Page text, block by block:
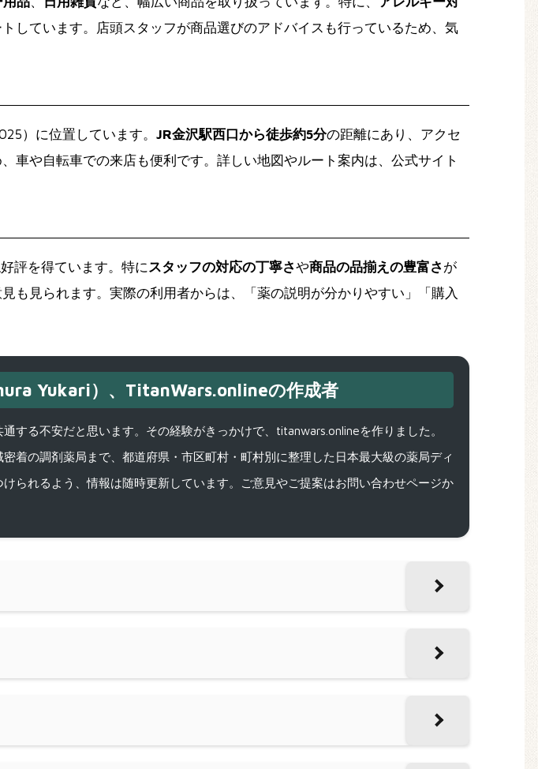
しています。店頭スタッフが商品選びのアドバイスも行っているため、気
）に位置しています。 JR金沢駅西口から徒歩約5分の距離にあり、アクセ
車や自転車での来店も便利です。詳しい地図やルート案内は、公式サイト
評を得ています。特に スタッフの対応の丁寧さや商品の品揃えの豊富さが
も見られます。実際の利用者からは、「薬の説明が分かりやすい」「購入
Yukari）、TitanWars.onlineの作成者
する不安だと思います。その経験がきっかけで、titanwars.onlineを作りました。
着の調剤薬局まで、都道府県・市区町村・町村別に整理した日本最大級の薬局ディ
られるよう、情報は随時更新しています。ご意見やご提案はお問い合わせページか